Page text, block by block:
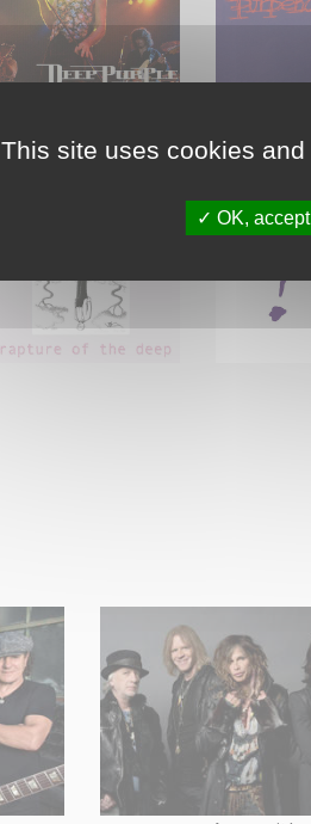
This site uses cookies
OK, accept